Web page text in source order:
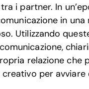
i partner. In
in una
Utilizzando
relazione che
per avviare